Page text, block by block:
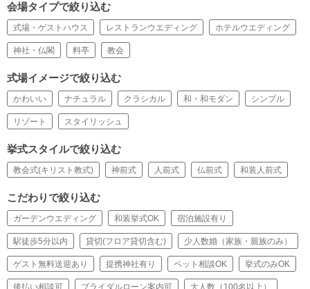
会場タイプで絞り込む
式場・ゲストハウス レストランウエディング ホテルウエディング
神社・仏閣 料亭 教会
式場イメージで絞り込む
かわいい ナチュラル クラシカル 和・和モダン シンプル
リゾート スタイリッシュ
挙式スタイルで絞り込む
教会式(キリスト教式) 神前式 人前式 仏前式 和装人前式
こだわりで絞り込む
ガーデンウエディング 和装挙式OK 宿泊施設有り
駅徒歩5分以内 貸切(フロア貸切含む) 少人数婚（家族・親族のみ）
ゲスト無料送迎あり 提携神社有り ペット相談OK 挙式のみOK
後払い相談可 ブライダルローン案内可 大人数（100名以上）